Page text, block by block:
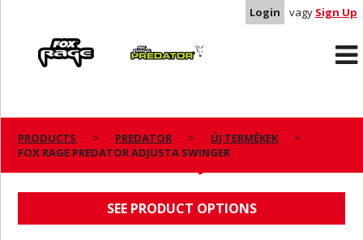
Login vagy Sign Up
Predator
PRODUCTS PREDATOR
ÚJ TERMÉKEK
FOX RAGE PREDATOR ADJUSTA SWINGER
SEE PRODUCT OPTIONS